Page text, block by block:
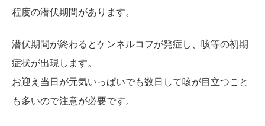
程度の潜伏期間があります。
潜伏期間が終わるとケンネルコフが発症し、咳等の初期
症状が出現します。
お迎え当日が元気いっぱいでも数日して咳が目立つこと
も多いので注意が必要です。